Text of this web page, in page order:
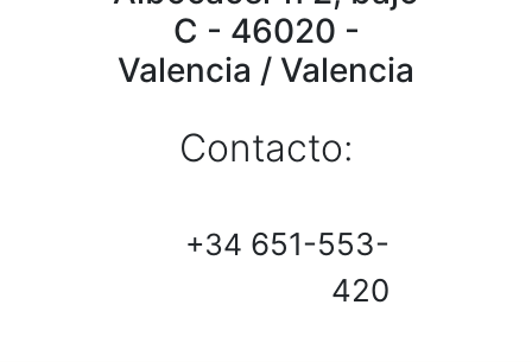
C - 46020 -
Valencia / Valencia
Contacto:
+34 651-553-
420